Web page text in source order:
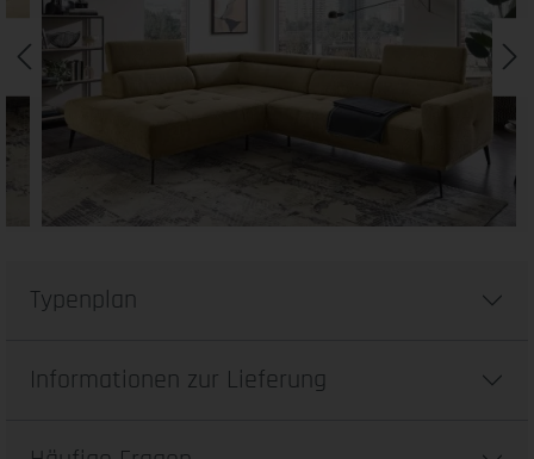
Typenplan
Informationen zur Lieferung